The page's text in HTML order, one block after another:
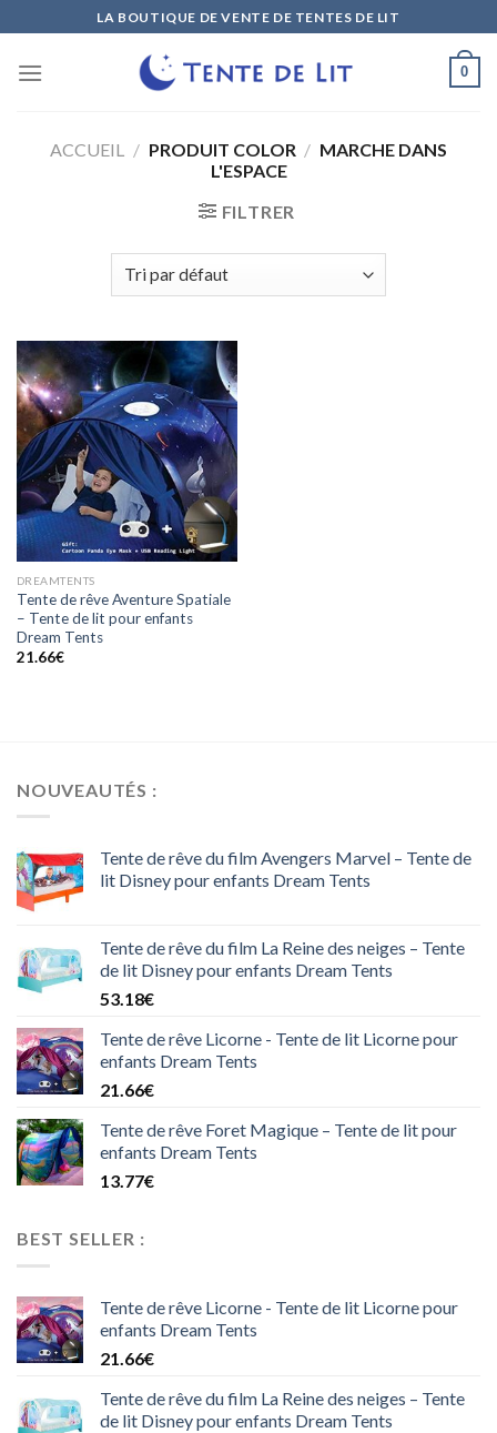
to
content
LA BOUTIQUE DE VENTE DE TENTES DE LIT
0
ACCUEIL / PRODUIT COLOR / MARCHE DANS
L'ESPACE
FILTRER
DREAMTENTS
Tente de rêve Aventure Spatiale
– Tente de lit pour enfants
Dream Tents
21.66€
NOUVEAUTÉS :
Tente de rêve du film Avengers Marvel – Tente de
lit Disney pour enfants Dream Tents
Tente de rêve du film La Reine des neiges – Tente
de lit Disney pour enfants Dream Tents
53.18€
Tente de rêve Licorne - Tente de lit Licorne pour
enfants Dream Tents
21.66€
Tente de rêve Foret Magique – Tente de lit pour
enfants Dream Tents
13.77€
BEST SELLER :
Tente de rêve Licorne - Tente de lit Licorne pour
enfants Dream Tents
21.66€
Tente de rêve du film La Reine des neiges – Tente
de lit Disney pour enfants Dream Tents